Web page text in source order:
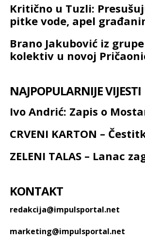
Kritično u Tuzli:
pitke vode, apel
Brano Jakubović iz
kolektiv u novoj
NAJPOPULARNIJE VIJESTI
Ivo Andrić: Zapis o
CRVENI KARTON –
ZELENI TALAS – Lanac
KONTAKT
redakcija@impulsportal.net
marketing@impulsportal.net